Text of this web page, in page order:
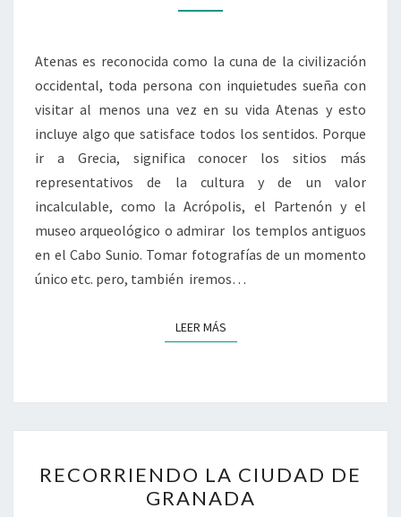
MAR
Atenas es reconocida como la cuna de la civilización
occidental, toda persona con inquietudes sueña con
visitar al menos una vez en su vida Atenas y esto
incluye algo que satisface todos los sentidos. Porque
ir a Grecia, significa conocer los sitios más
representativos de la cultura y de un valor
incalculable, como la Acrópolis, el Partenón y el
museo arqueológico o admirar los templos antiguos
en el Cabo Sunio. Tomar fotografías de un momento
único etc. pero, también iremos…
LEER MÁSLEER MÁS
LA
CIUDAD
RECORRIENDO LA CIUDAD DE
GRANADA